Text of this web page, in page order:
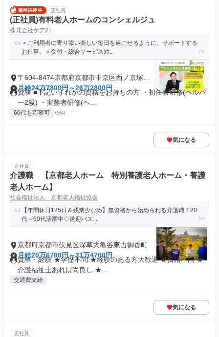
正社員
(正社員)有料老人ホームのコンシェルジュ
株式会社ケア21
＜ご利用者に寄り添い楽しい毎日を過ごせるように、サポートする
お仕事。＞受付・総合サービス対...
〒604-8474京都府京都市中京区西ノ京塚本
町
月給24万7800円～26万2800円
資格 ■下記いずれかの資格をお持ちの方 ・初任者研修(ヘルパ
ー2級) ・実務者研修(ヘ...
60代も応募可 +9個
気になる
正社員
介護職 【京都老人ホーム 特別養護老人ホーム・養護
老人ホーム】
社会福祉法人 京都老人福祉協会
【年間休日125日＆残業少なめ】無資格から始められる介護職！20
代～60代活躍中◇送迎バス...
京都府京都市伏見区深草大亀谷東古御香町
月給20万6700円～21万4700円
資格・経験 ★学歴不問 ★経験のある方大歓迎 ★資格不問 ★
介護福祉士あれば尚良し ★...
交通費支給
気になる
正社員